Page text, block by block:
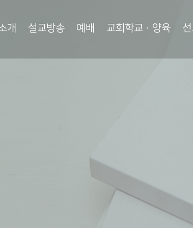
개 설교방송 예배 교회학교·양육